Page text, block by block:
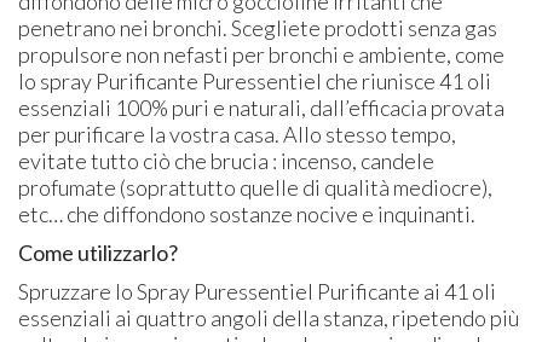
penetrano nei bronchi. Scegliete prodotti senza gas
propulsore non nefasti per bronchi e ambiente, come
lo spray Purificante Puressentiel che riunisce 41 oli
essenziali 100% puri e naturali, dall’efficacia provata
per purificare la vostra casa. Allo stesso tempo,
evitate tutto ciò che brucia : incenso, candele
profumate (soprattutto quelle di qualità mediocre),
etc… che diffondono sostanze nocive e inquinanti.
Come utilizzarlo?
Spruzzare lo Spray Puressentiel Purificante ai 41 oli
essenziali ai quattro angoli della stanza, ripetendo più